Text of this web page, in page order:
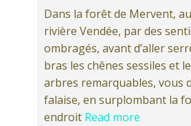
Dans la forêt de Mervent,
rivière Vendée, par des
ombragés, avant d’aller
bras les chênes sessiles et
arbres remarquables, vous
falaise, en surplombant la
endroit Read more